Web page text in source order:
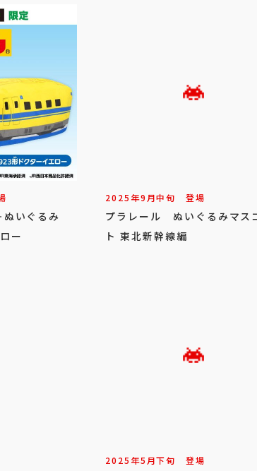
ぬいぐるみ
ー
2025年9月中旬 登場
プラレール ぬいぐるみマス
ト 東北新幹線編
2025年5月下旬 登場